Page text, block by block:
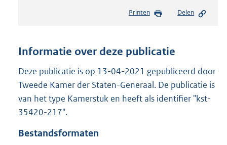
s
n
s
r
o
Printen Delen
Informatie over deze publicatie
Deze publicatie is op 13-04-2021 gepubliceerd door
Tweede Kamer der Staten-Generaal. De publicatie is
van het type Kamerstuk en heeft als identifier "kst-
35420-217".
Bestandsformaten